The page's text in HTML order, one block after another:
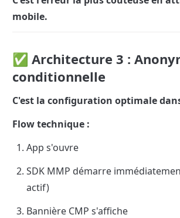
mobile.
✅ Architecture 3 :
conditionnelle
C'est la configuration optimale
Flow technique :
App s'ouvre
SDK MMP démarre
actif)
Bannière CMP s'affiche